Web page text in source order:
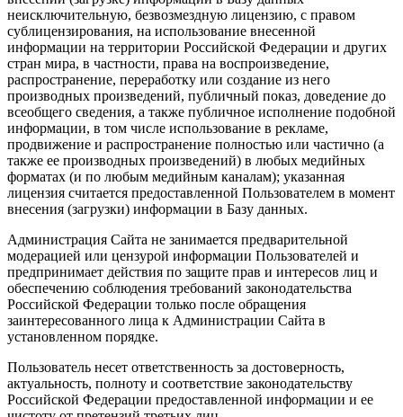
неисключительную, безвозмездную лицензию, с правом
сублицензирования, на использование внесенной
информации на территории Российской Федерации и других
стран мира, в частности, права на воспроизведение,
распространение, переработку или создание из него
производных произведений, публичный показ, доведение до
всеобщего сведения, а также публичное исполнение подобной
информации, в том числе использование в рекламе,
продвижение и распространение полностью или частично (а
также ее производных произведений) в любых медийных
форматах (и по любым медийным каналам); указанная
лицензия считается предоставленной Пользователем в момент
внесения (загрузки) информации в Базу данных.
Администрация Сайта не занимается предварительной
модерацией или цензурой информации Пользователей и
предпринимает действия по защите прав и интересов лиц и
обеспечению соблюдения требований законодательства
Российской Федерации только после обращения
заинтересованного лица к Администрации Сайта в
установленном порядке.
Пользователь несет ответственность за достоверность,
актуальность, полноту и соответствие законодательству
Российской Федерации предоставленной информации и ее